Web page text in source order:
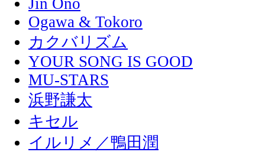
Ogawa & Tokoro
カクバリズム
YOUR SONG IS GOOD
MU-STARS
浜野謙太
キセル
イルリメ／鴨田潤